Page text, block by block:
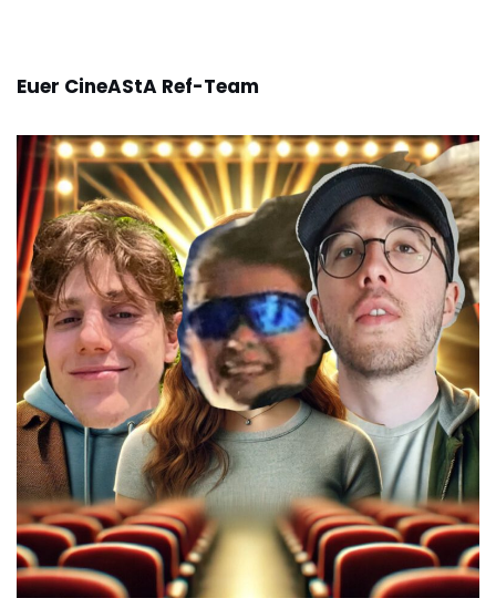
Euer CineAStA Ref-Team